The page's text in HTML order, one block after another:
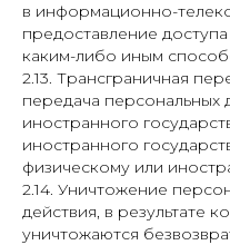
в информационно-
предоставление
каким-либо иным
2.13. Трансграничная
передача
иностранного
иностранного
физическому или
2.14. Уничтожение
действия, в результате
уничтожаются